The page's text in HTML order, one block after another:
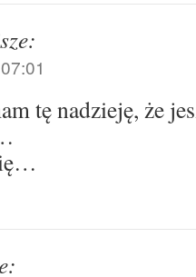
tę nadzieję, że